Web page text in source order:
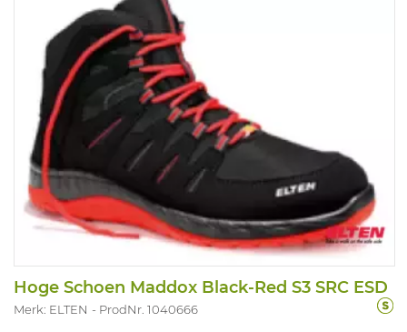
Hoge Schoen Maddox Black-Red S3 SRC ESD
Merk: ELTEN ProdNr. 1040666